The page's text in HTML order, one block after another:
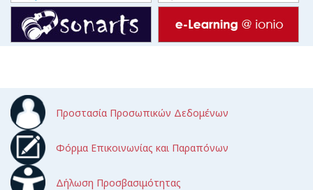
Προστασία Προσωπικών Δεδομένων
Φόρμα Επικοινωνίας και Παραπόνων
Δήλωση Προσβασιμότητας